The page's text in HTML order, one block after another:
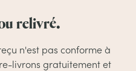
relivré.
n'est pas conforme à
livrons gratuitement et